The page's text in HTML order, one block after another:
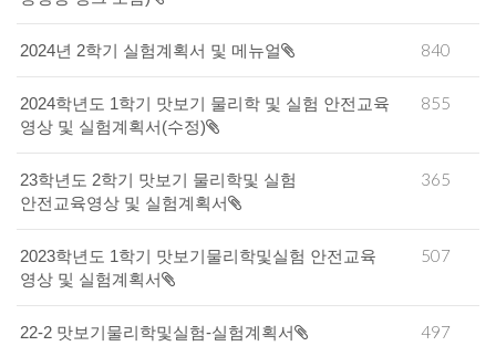
2024년 2학기 실험계획서 및 메뉴얼 840
2024학년도 1학기 맛보기 물리학 및 실험 안전교육
영상 및 실험계획서(수정)
855
23학년도 2학기 맛보기 물리학및 실험
안전교육영상 및 실험계획서
365
2023학년도 1학기 맛보기물리학및실험 안전교육
영상 및 실험계획서
507
22-2 맛보기물리학및실험-실험계획서 497